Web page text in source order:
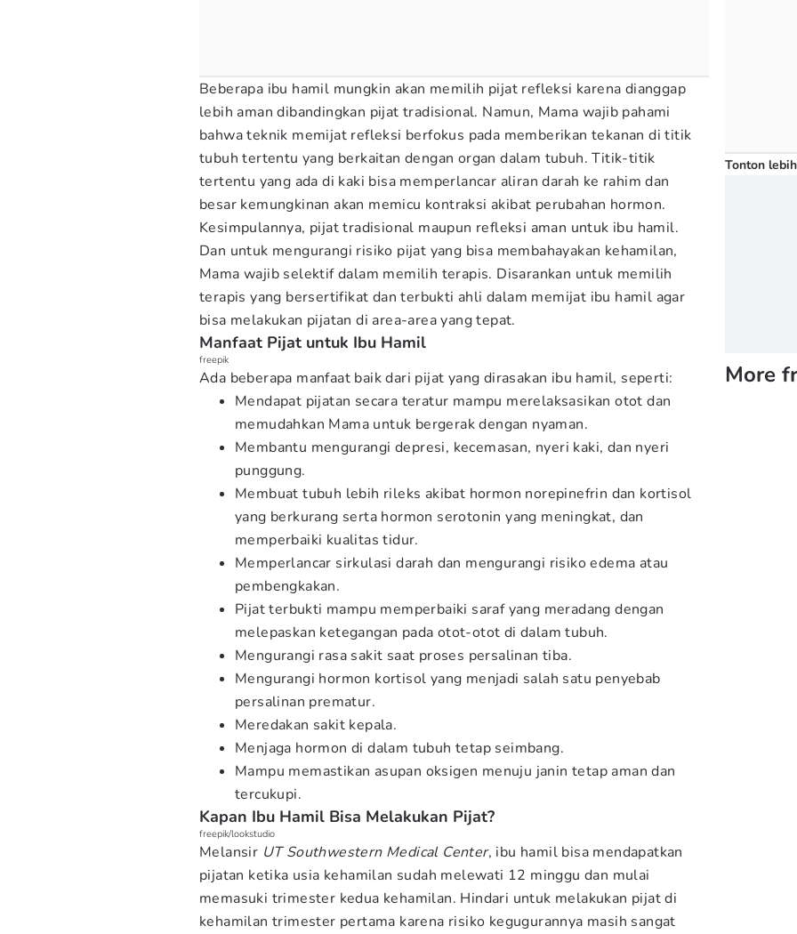
Beberapa ibu hamil mungkin akan memilih pijat refleksi karena dianggap
lebih aman dibandingkan pijat tradisional. Namun, Mama wajib pahami
bahwa teknik memijat refleksi berfokus pada memberikan tekanan di titik
tubuh tertentu yang berkaitan dengan organ dalam tubuh. Titik-titik
tertentu yang ada di kaki bisa memperlancar aliran darah ke rahim dan
besar kemungkinan akan memicu kontraksi akibat perubahan hormon.
Kesimpulannya, pijat tradisional maupun refleksi aman untuk ibu hamil.
Dan untuk mengurangi risiko pijat yang bisa membahayakan kehamilan,
Mama wajib selektif dalam memilih terapis. Disarankan untuk memilih
terapis yang bersertifikat dan terbukti ahli dalam memijat ibu hamil agar
bisa melakukan pijatan di area-area yang tepat.
Manfaat Pijat untuk Ibu Hamil
freepik
Ada beberapa manfaat baik dari pijat yang dirasakan ibu hamil, seperti:
Mendapat pijatan secara teratur mampu merelaksasikan otot dan
memudahkan Mama untuk bergerak dengan nyaman.
Membantu mengurangi depresi, kecemasan, nyeri kaki, dan nyeri
punggung.
Membuat tubuh lebih rileks akibat hormon norepinefrin dan kortisol
yang berkurang serta hormon serotonin yang meningkat, dan
memperbaiki kualitas tidur.
Memperlancar sirkulasi darah dan mengurangi risiko edema atau
pembengkakan.
Pijat terbukti mampu memperbaiki saraf yang meradang dengan
melepaskan ketegangan pada otot-otot di dalam tubuh.
Mengurangi rasa sakit saat proses persalinan tiba.
Mengurangi hormon kortisol yang menjadi salah satu penyebab
persalinan prematur.
Meredakan sakit kepala.
Menjaga hormon di dalam tubuh tetap seimbang.
Mampu memastikan asupan oksigen menuju janin tetap aman dan
tercukupi.
Kapan Ibu Hamil Bisa Melakukan Pijat?
freepik/lookstudio
Melansir UT Southwestern Medical Center, ibu hamil bisa mendapatkan
pijatan ketika usia kehamilan sudah melewati 12 minggu dan mulai
memasuki trimester kedua kehamilan. Hindari untuk melakukan pijat di
kehamilan trimester pertama karena risiko kegugurannya masih sangat
Tonton
More